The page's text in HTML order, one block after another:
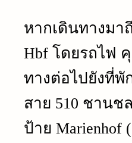
หากเดินทางมา
Hbf โดยรถไฟ
ทางต่อไปยังที่พั
สาย 510 ชานช
ป้าย Marienhof (